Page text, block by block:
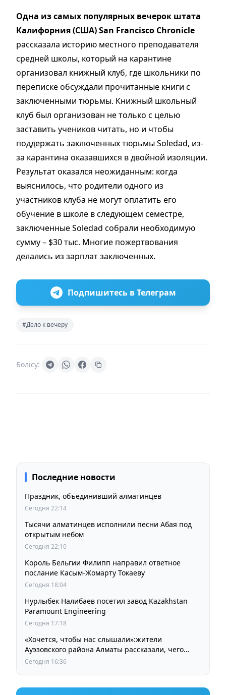
Одна из самых популярных вечерок штата
Калифорния (США) San Francisco Chronicle
рассказала историю местного преподавателя
средней школы, который на карантине
организовал книжный клуб, где школьники по
переписке обсуждали прочитанные книги с
заключенными тюрьмы. Книжный школьный
клуб был организован не только с целью
заставить учеников читать, но и чтобы
поддержать заключенных тюрьмы Soledad, из-
за карантина оказавшихся в двойной изоляции.
Результат оказался неожиданным: когда
выяснилось, что родители одного из
участников клуба не могут оплатить его
обучение в школе в следующем семестре,
заключенные Soledad собрали необходимую
сумму – $30 тыс. Многие пожертвования
делались из зарплат заключенных.
Подпишитесь в Телеграм
#Дело к вечеру
Бөлісу:
Последние новости
Праздник, объединивший алматинцев
Сегодня 22:14
Тысячи алматинцев исполнили песни Абая под
открытым небом
Сегодня 22:10
Король Бельгии Филипп направил ответное
послание Касым-Жомарту Токаеву
Сегодня 18:04
Нурлыбек Налибаев посетил завод Kazakhstan
Paramount Engineering
Сегодня 17:18
«Хочется, чтобы нас слышали»:жители
Ауэзовского района Алматы рассказали, чего
ждут от выборов депутатов Курултая
Сегодня 16:36